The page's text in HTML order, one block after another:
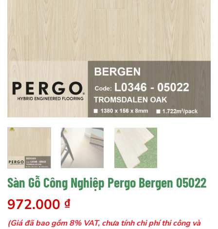
Sàn Gỗ Công Nghiệp Pergo Bergen 05022
972.000 ₫
(Giá đã bao gồm 8% VAT, chưa tính chi phí thi công và